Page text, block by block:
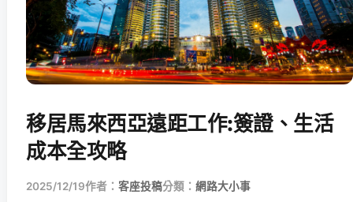
移居馬來西亞遠距工作:簽證、生活
成本全攻略
2025/12/19作者： 客座投稿分類： 網路大小事